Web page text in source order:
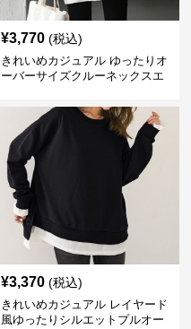
¥3,770 (税込)
きれいめカジュアル ゆったりオ
ーバーサイズクルーネックスエ
¥3,370 (税込)
きれいめカジュアル レイヤード
風ゆったりシルエットプルオー